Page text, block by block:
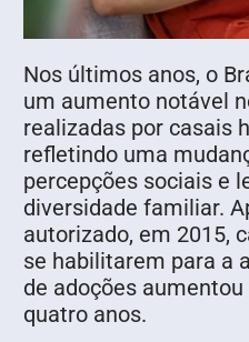
Nos últimos anos, o
um aumento notável
realizadas por casais
refletindo uma
percepções sociais e
diversidade familiar.
autorizado, em 2015,
se habilitarem para a
de adoções
quatro anos.